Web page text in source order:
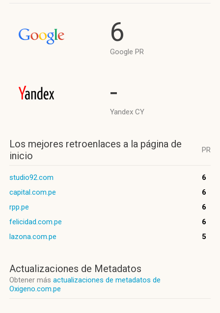
6
Google PR
-
Yandex CY
Los mejores retroenlaces a la página de
inicio
PR
studio92.com
6
capital.com.pe
6
rpp.pe
6
felicidad.com.pe
6
lazona.com.pe
5
Actualizaciones de Metadatos
Obtener más actualizaciones de metadatos de
Oxigeno.com.pe